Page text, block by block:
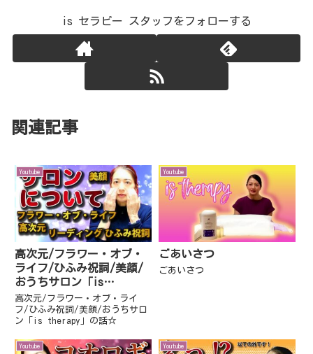
is セラピー スタッフをフォローする
関連記事
Youtube
高次元/フラワー・オブ・
ライフ/ひふみ祝詞/美顔/
おうちサロン「is
therapy」の話☆
高次元/フラワー・オブ・ライ
フ/ひふみ祝詞/美顔/おうちサロ
ン「is therapy」の話☆
Youtube
ごあいさつ
ごあいさつ
Youtube Youtube